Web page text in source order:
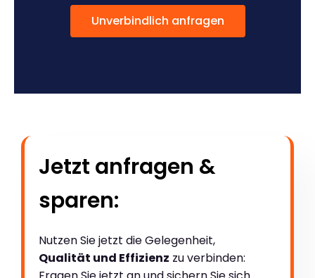
Unverbindlich anfragen
Jetzt anfragen &
sparen:
Nutzen Sie jetzt die Gelegenheit,
Qualität und Effizienz zu verbinden: